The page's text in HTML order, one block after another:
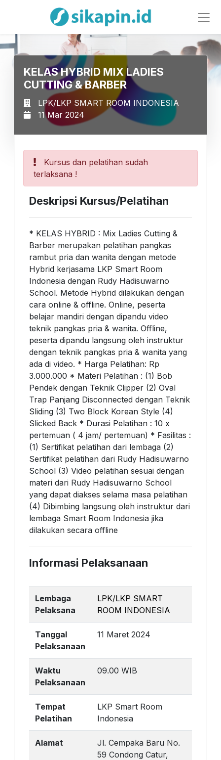
KELAS HYBRID MIX LADIES
CUTTING & BARBER
LPK/LKP SMART ROOM INDONESIA
11 Mar 2024
Kursus dan pelatihan sudah
terlaksana !
Deskripsi Kursus/Pelatihan
* KELAS HYBRID : Mix Ladies Cutting &
Barber merupakan pelatihan pangkas
rambut pria dan wanita dengan metode
Hybrid kerjasama LKP Smart Room
Indonesia dengan Rudy Hadisuwarno
School. Metode Hybrid dilakukan dengan
cara online & offline. Online, peserta
belajar mandiri dengan dipandu video
teknik pangkas pria & wanita. Offline,
peserta dipandu langsung oleh instruktur
dengan teknik pangkas pria & wanita yang
ada di video. * Harga Pelatihan: Rp
3.000.000 * Materi Pelatihan : (1) Bob
Pendek dengan Teknik Clipper (2) Oval
Trap Panjang Disconnected dengan Teknik
Sliding (3) Two Block Korean Style (4)
Slicked Back * Durasi Pelatihan : 10 x
pertemuan ( 4 jam/ pertemuan) * Fasilitas :
(1) Sertifikat pelatihan dari lembaga (2)
Sertifikat pelatihan dari Rudy Hadisuwarno
School (3) Video pelatihan sesuai dengan
materi dari Rudy Hadisuwarno School
yang dapat diakses selama masa pelatihan
(4) Dibimbing langsung oleh instruktur dari
lembaga Smart Room Indonesia jika
dilakukan secara offline
Informasi Pelaksanaan
Lembaga
Pelaksana
LPK/LKP SMART
ROOM INDONESIA
Tanggal
Pelaksanaan
11 Maret 2024
Waktu
Pelaksanaan
09.00 WIB
Tempat
Pelatihan
LKP Smart Room
Indonesia
Alamat
Jl. Cempaka Baru No.
59 Condong Catur,